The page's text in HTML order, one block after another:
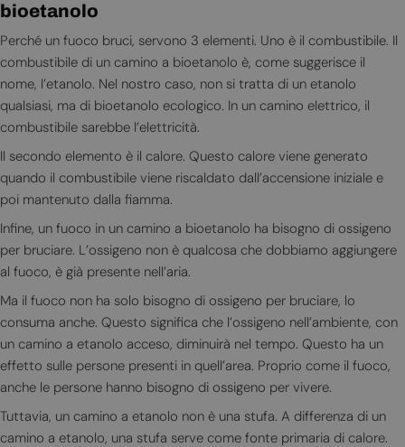
bioetanolo
Perché un fuoco bruci, servono 3 elementi. Uno è il combustibile. Il
combustibile di un camino a bioetanolo è, come suggerisce il
nome, l’etanolo. Nel nostro caso, non si tratta di un etanolo
qualsiasi, ma di bioetanolo ecologico. In un camino elettrico, il
combustibile sarebbe l’elettricità.
Il secondo elemento è il calore. Questo calore viene generato
quando il combustibile viene riscaldato dall’accensione iniziale e
poi mantenuto dalla fiamma.
Infine, un fuoco in un camino a bioetanolo ha bisogno di ossigeno
per bruciare. L’ossigeno non è qualcosa che dobbiamo aggiungere
al fuoco, è già presente nell’aria.
Ma il fuoco non ha solo bisogno di ossigeno per bruciare, lo
consuma anche. Questo significa che l’ossigeno nell’ambiente, con
un camino a etanolo acceso, diminuirà nel tempo. Questo ha un
effetto sulle persone presenti in quell’area. Proprio come il fuoco,
anche le persone hanno bisogno di ossigeno per vivere.
Tuttavia, un camino a etanolo non è una stufa. A differenza di un
camino a etanolo, una stufa serve come fonte primaria di calore.